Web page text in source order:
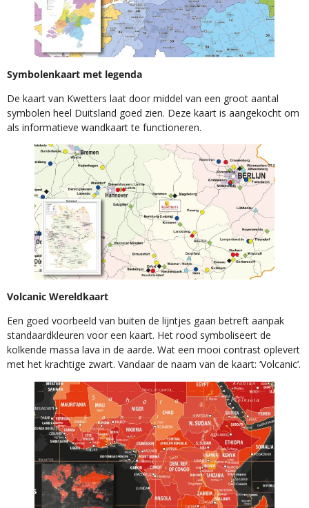
Symbolenkaart met legenda
De kaart van Kwetters laat door middel van een groot aantal
symbolen heel Duitsland goed zien. Deze kaart is aangekocht om
als informatieve wandkaart te functioneren.
Volcanic Wereldkaart
Een goed voorbeeld van buiten de lijntjes gaan betreft aanpak
standaardkleuren voor een kaart. Het rood symboliseert de
kolkende massa lava in de aarde. Wat een mooi contrast oplevert
met het krachtige zwart. Vandaar de naam van de kaart: ‘Volcanic’.